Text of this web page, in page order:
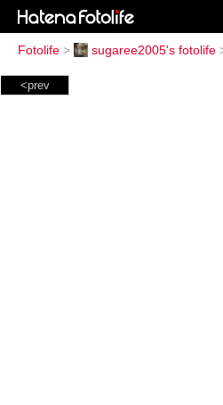
Fotolife > sugaree2005's fotolife
<prev